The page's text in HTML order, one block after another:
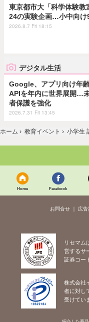
東京都市大「科学体験教
24の実験企画…小中向け
2026.8.7 Fri 18:15
デジタル生活
Google、アプリ向け年
APIを年内に世界展開…
者保護を強化
2026.7.31 Fri 13:45
ホーム › 教育イベント › 小学生
Home Facebook
お問合せ 広
リセマム
営するサ
証券コー
株式会社
者に対し
受けてい